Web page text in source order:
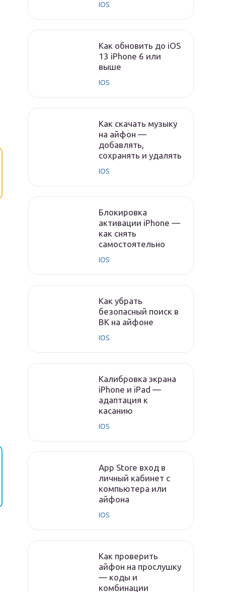
IOS
Как обновить до iOS
13 iPhone 6 или
выше
IOS
Как скачать музыку
на айфон —
добавлять,
сохранять и удалять
IOS
Блокировка
активации iPhone —
как снять
самостоятельно
IOS
Как убрать
безопасный поиск в
ВК на айфоне
IOS
Калибровка экрана
iPhone и iPad —
адаптация к
касанию
IOS
App Store вход в
личный кабинет с
компьютера или
айфона
IOS
Как проверить
айфон на прослушку
— коды и
комбинации